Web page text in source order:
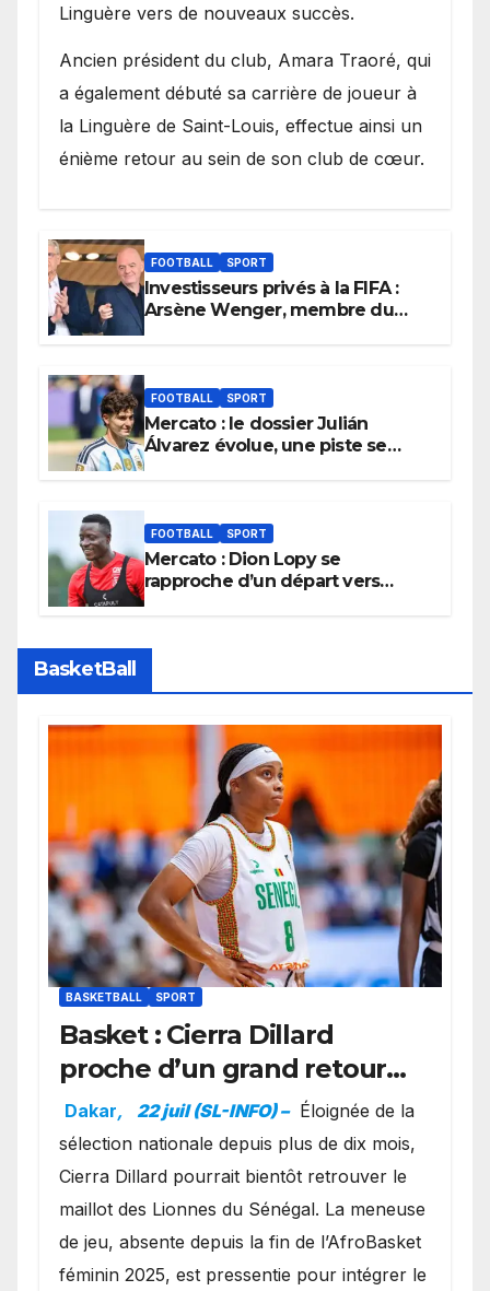
Linguère vers de nouveaux succès.
Ancien président du club, Amara Traoré, qui
a également débuté sa carrière de joueur à
la Linguère de Saint-Louis, effectue ainsi un
énième retour au sein de son club de cœur.
FOOTBALL SPORT
Investisseurs privés à la FIFA :
Arsène Wenger, membre du
FOOTBALL SPORT
Mercato : le dossier Julián
Álvarez évolue, une piste se
FOOTBALL SPORT
Mercato : Dion Lopy se
rapproche d’un départ vers
BasketBall
BASKETBALL SPORT
Basket : Cierra Dillard
proche d’un grand retour
avec les Lionnes ?
Dakar, 22 juil (SL-INFO) – Éloignée de la
sélection nationale depuis plus de dix mois,
Cierra Dillard pourrait bientôt retrouver le
maillot des Lionnes du Sénégal. La meneuse
de jeu, absente depuis la fin de l’AfroBasket
féminin 2025, est pressentie pour intégrer le